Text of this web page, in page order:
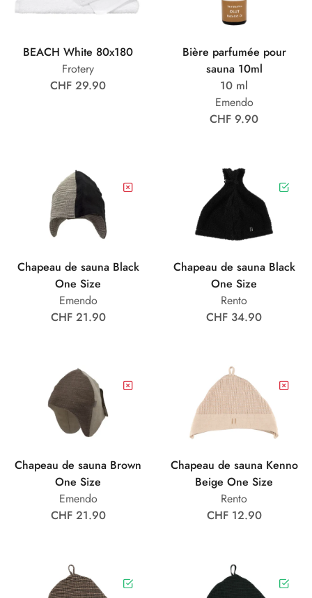
BEACH White 80x180
Frotery
CHF 29.90
Bière parfumée pour
sauna 10ml
10 ml
Emendo
CHF 9.90
Chapeau de sauna Black
One Size
Emendo
CHF 21.90
Chapeau de sauna Black
One Size
Rento
CHF 34.90
Chapeau de sauna Brown
One Size
Emendo
CHF 21.90
Chapeau de sauna Kenno
Beige One Size
Rento
CHF 12.90